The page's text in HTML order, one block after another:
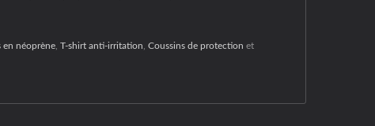
en néoprène T-shirt anti-irritation Coussins de protection et